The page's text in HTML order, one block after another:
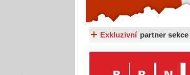
Exkluzivní partner sekce